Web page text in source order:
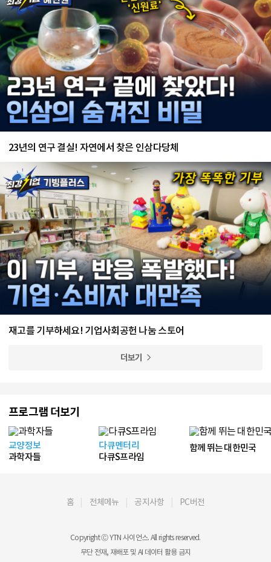
23년의 연구 결실! 자연에서 찾은 인삼다당체
재고를 기부하세요! 기업사회공헌 나눔 스토어
더보기
프로그램 더보기
교양정보
과학자들
다큐멘터리
다큐S프라임
함께 뛰는 대한민국
홈 전체메뉴 공지사항 PC버전
Copyright Ⓒ YTN 사이언스. All rights reserved.
무단 전재, 재배포 및 AI 데이터 활용 금지